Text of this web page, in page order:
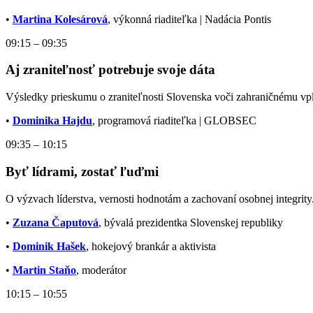
• Martina Kolesárová, výkonná riaditeľka | Nadácia Pontis
09:15 – 09:35
Aj zraniteľnosť potrebuje svoje dáta
Výsledky prieskumu o zraniteľnosti Slovenska voči zahraničnému
• Dominika Hajdu, programová riaditeľka | GLOBSEC
09:35 – 10:15
Byť lídrami, zostať ľuďmi
O výzvach líderstva, vernosti hodnotám a zachovaní osobnej integrity.
• Zuzana Čaputová, bývalá prezidentka Slovenskej republiky
• Dominik Hašek, hokejový brankár a aktivista
• Martin Staňo, moderátor
10:15 – 10:55